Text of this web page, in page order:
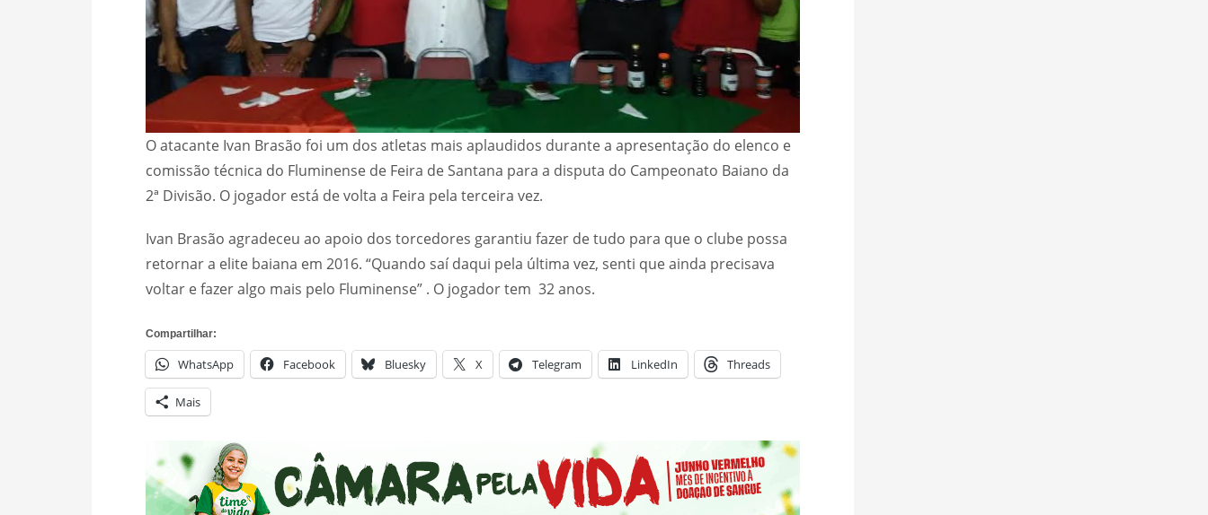
O atacante Ivan Brasão foi um dos atletas mais aplaudidos durante a apresentação do elenco e
comissão técnica do Fluminense de Feira de Santana para a disputa do Campeonato Baiano da
2ª Divisão. O jogador está de volta a Feira pela terceira vez.
Ivan Brasão agradeceu ao apoio dos torcedores garantiu fazer de tudo para que o clube possa
retornar a elite baiana em 2016. “Quando saí daqui pela última vez, senti que ainda precisava
voltar e fazer algo mais pelo Fluminense” . O jogador tem 32 anos.
Compartilhar:
WhatsApp Facebook Bluesky X Telegram LinkedIn Threads
Mais